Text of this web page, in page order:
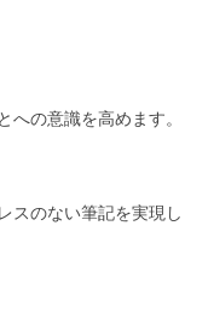
への意識を高めます。
スのない筆記を実現し